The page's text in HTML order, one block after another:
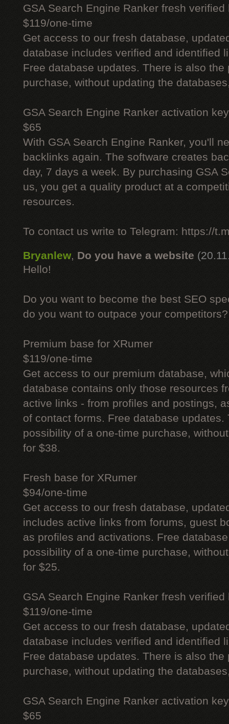
GSA Search Engine Ranker fresh verified
$119/one-time
Get access to our fresh database,
database includes verified and identified
Free database updates. There is also
purchase, without updating the
GSA Search Engine Ranker activation key
$65
With GSA Search Engine Ranker, you'll
backlinks again. The software creates
day, 7 days a week. By purchasing GSA
us, you get a quality product at a
resources.
To contact us write to Telegram: https://
Bryanlew, Do you have a website
Hello!
Do you want to become the best SEO
do you want to outpace your competitors?
Premium base for XRumer
$119/one-time
Get access to our premium database,
database contains only those resources
active links - from profiles and postings,
of contact forms. Free database updates.
possibility of a one-time purchase,
for $38.
Fresh base for XRumer
$94/one-time
Get access to our fresh database,
includes active links from forums, guest
as profiles and activations. Free
possibility of a one-time purchase,
for $25.
GSA Search Engine Ranker fresh verified
$119/one-time
Get access to our fresh database,
database includes verified and identified
Free database updates. There is also
purchase, without updating the
GSA Search Engine Ranker activation key
$65